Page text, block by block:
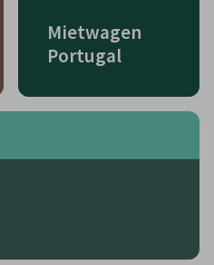
Mietwagen
Portugal